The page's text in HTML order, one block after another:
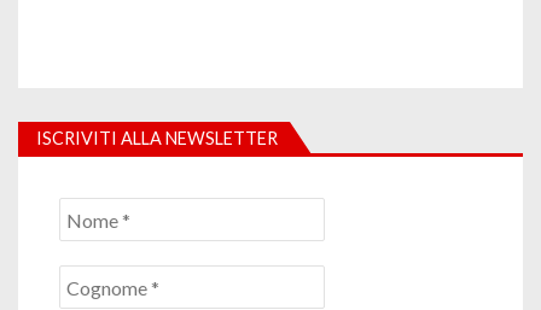
ISCRIVITI ALLA NEWSLETTER